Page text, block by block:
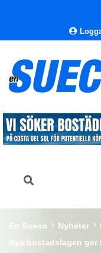
En Sueco Nyheter
Nya bostadslagen